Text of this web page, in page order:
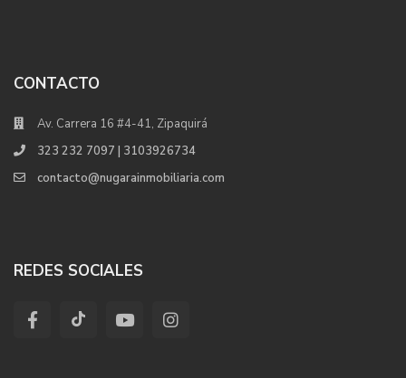
CONTACTO
Av. Carrera 16 #4-41, Zipaquirá
323 232 7097 | 3103926734
contacto@nugarainmobiliaria.com
REDES SOCIALES